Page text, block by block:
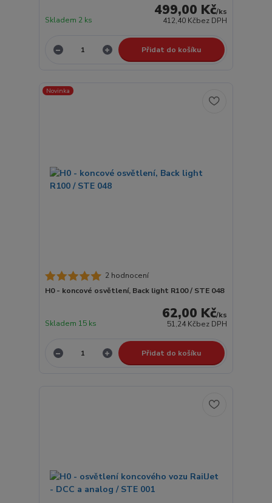
499,00 Kč/ks
412,40 Kčbez DPH
Skladem 2 ks
Přidat do košíku
Novinka
2 hodnocení
H0 - koncové osvětlení, Back light R100 / STE 048
62,00 Kč/ks
51,24 Kčbez DPH
Skladem 15 ks
Přidat do košíku